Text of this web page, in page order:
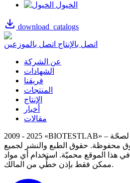
الخيول
download_catalogs
اتصل بالإنتاج اتصل بالموزعين
عن الشركة
الشهادات
فريقنا
المنتجات
الإنتاج
أخبار
مقالات
2009 - 2025 «BIOTESTLAB» – مُصنِّع للمنتجات البيطرية لصحّة
محفوظة. حقوق الطبع والنشر لجميع
في هذا الموقع محميّة. استخدام أي مواد
ممكن فقط بإذن خطِّي من المالك.